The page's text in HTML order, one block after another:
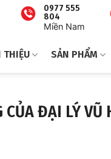
0977 555
804
Miền Nam
THIỆU SẢN PHẨM
ĐẠI LÝ VŨ